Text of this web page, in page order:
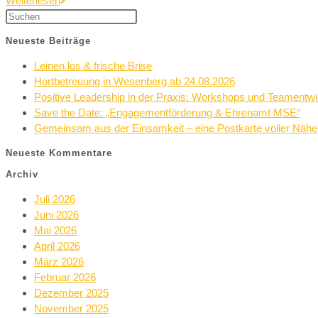
Neueste Beiträge
Leinen los & frische Brise
Hortbetreuung in Wesenberg ab 24.08.2026
Positive Leadership in der Praxis: Workshops und
Save the Date: „Engagementförderung & Ehrenamt MSE“
Gemeinsam aus der Einsamkeit – eine Postkarte voller Nähe
Neueste Kommentare
Archiv
Juli 2026
Juni 2026
Mai 2026
April 2026
März 2026
Februar 2026
Dezember 2025
November 2025